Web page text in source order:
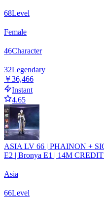
68Level
Female
46Character
32Legendary
￥36,466
Instant
4.65
ASIA LV 66 | PHAINON +
E2 | Bronya E1 | 14M
Asia
66Level